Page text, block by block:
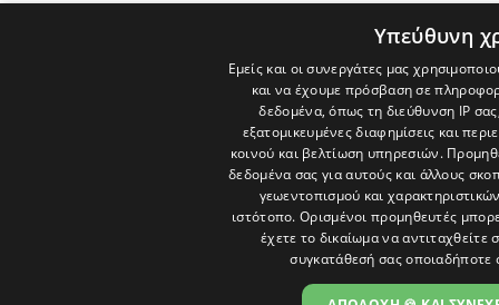
Υπεύθυνη
Εμείς και οι συνεργάτες μας
και να έχουμε πρόσβαση σε
δεδομένα, όπως τη διεύθυνση IP
εξατομικευμένες διαφημίσεις και
κοινού και βελτίωση υπηρεσιών.
δεδομένα σας για αυτούς και άλλους
γεωεντοπισμού και
ιστότοπο. Ορισμένοι προμηθευτές
έχετε το δικαίωμα να αντιταχθείτε
συγκατάθεσή σας οποιαδήποτε